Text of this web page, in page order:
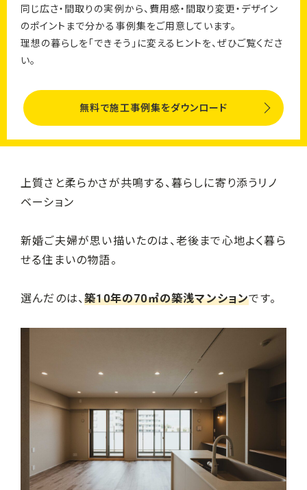
同じ広さ・間取りの実例から、費用感・間取り変更・デザイン
のポイントまで分かる事例集をご用意しています。
理想の暮らしを「できそう」に変えるヒントを、ぜひご覧くださ
い。
無料で施工事例集をダウンロード
上質さと柔らかさが共鳴する、暮らしに寄り添うリノ
ベーション
新婚ご夫婦が思い描いたのは、老後まで心地よく暮ら
せる住まいの物語。
選んだのは、築10年の70㎡の築浅マンションです。